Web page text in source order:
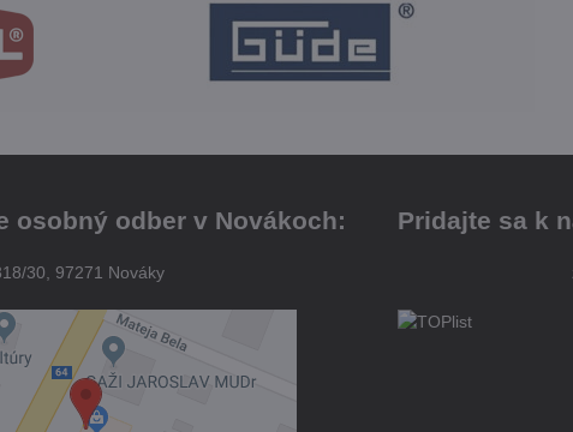
osobný odber v Novákoch:
30, 97271 Nováky
Pridajte sa k